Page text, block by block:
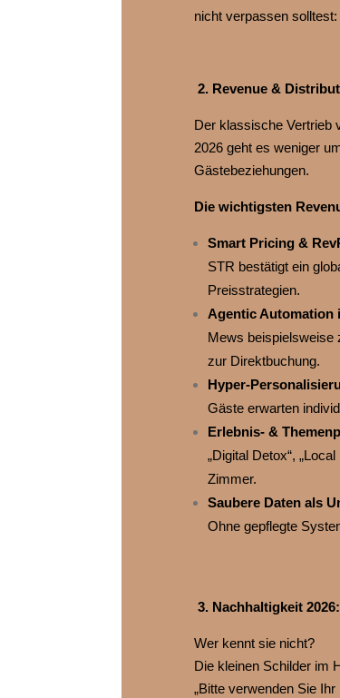
nicht verpassen solltest:
2. Revenue &
Der klassische Vertrieb
2026 geht es weniger
Gästebeziehungen.
Die wichtigsten
Smart Pricing &
STR bestätigt ein
Preisstrategien.
Agentic Automation
Mews beispielsweise
zur Direktbuchung.
Gäste erwarten
Erlebnis‑ &
„Digital Detox“,
Zimmer.
Saubere Daten als
Ohne gepflegte
3. Nachhaltigkeit
Wer kennt sie nicht?
Die kleinen Schilder im
„Bitte verwenden Sie